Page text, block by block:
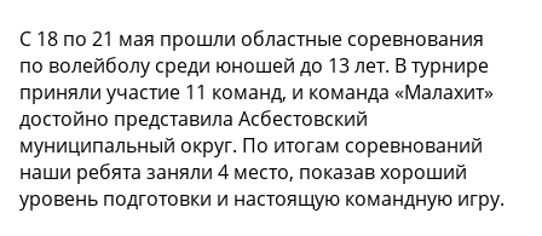
С 18 по 21 мая прошли областные соревнования
по волейболу среди юношей до 13 лет. В турнире
приняли участие 11 команд, и команда «Малахит»
достойно представила Асбестовский
муниципальный округ. По итогам соревнований
наши ребята заняли 4 место, показав хороший
уровень подготовки и настоящую командную игру.